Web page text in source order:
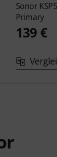
Sonor
Primary
139 €